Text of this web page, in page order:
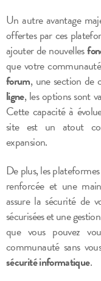
Un autre avantage
offertes par ces
ajouter de nouvelles
que votre
forum, une section de
ligne, les options sont
Cette capacité à
site est un atout
expansion.
De plus, les
renforcée et une
assure la sécurité de
sécurisées et une
que vous pouvez
communauté sans
sécurité informatique.